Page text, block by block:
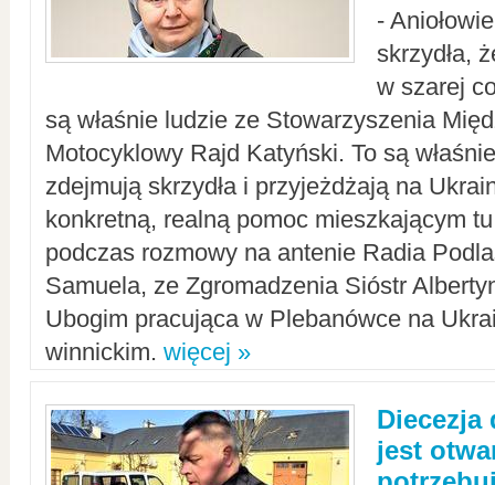
-
skrzydła,
w szarej
są właśnie ludzie ze Stowarzyszenia
Motocyklowy Rajd Katyński. To są
zdejmują skrzydła i przyjeżdżają na
konkretną, realną pomoc mieszkającym
podczas rozmowy na antenie Radia
Samuela, ze Zgromadzenia Sióstr
Ubogim pracująca w Plebanówce na
winnickim. więcej »
Diecezja
jest